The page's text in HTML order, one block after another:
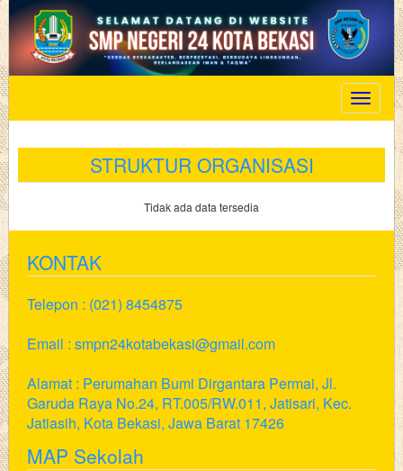
Toggle
STRUKTUR ORGANISASI
Tidak ada data tersedia
KONTAK
Telepon : (021) 8454875
Email : smpn24kotabekasi@gmail.com
Alamat : Perumahan Bumi Dirgantara Permai, Jl.
Garuda Raya No.24, RT.005/RW.011, Jatisari, Kec.
Jatiasih, Kota Bekasi, Jawa Barat 17426
MAP Sekolah